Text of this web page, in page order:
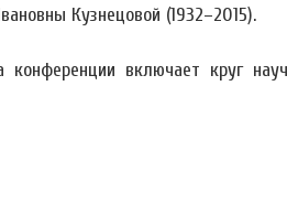
Кузнецовой (1932–2015).
включает круг